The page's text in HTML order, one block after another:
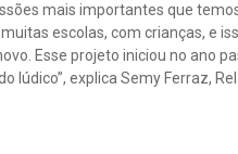
mais importantes que
escolas, com crianças, e
Esse projeto iniciou no ano
explica Semy Ferraz,